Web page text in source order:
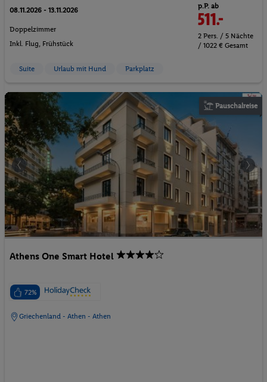
08.11.2026 - 13.11.2026
Doppelzimmer
Inkl. Flug, Frühstück
p.P. ab
511.-
2 Pers. / 5 Nächte
/ 1022 € Gesamt
Suite Urlaub mit Hund Parkplatz
Pauschalreise
Athens One Smart Hotel
72%
Griechenland - Athen - Athen